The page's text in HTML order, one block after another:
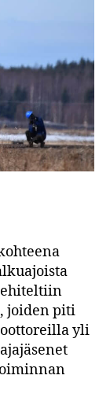
joiden piti
yli